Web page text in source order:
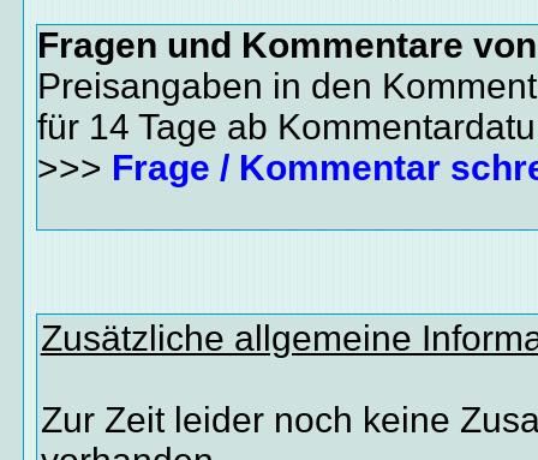
Fragen und Kommentare
Preisangaben in den
für 14 Tage ab
>>> Frage / Kommentar
Zusätzliche allgemeine
Zur Zeit leider noch keine